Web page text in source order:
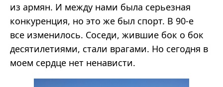
из армян. И между нами была серьезная
конкуренция, но это же был спорт. В 90-е
все изменилось. Соседи, жившие бок о бок
десятилетиями, стали врагами. Но сегодня в
моем сердце нет ненависти.